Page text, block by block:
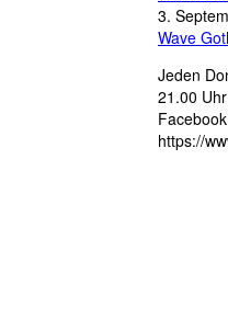
3.
Wave
Jeden
21.00
https://